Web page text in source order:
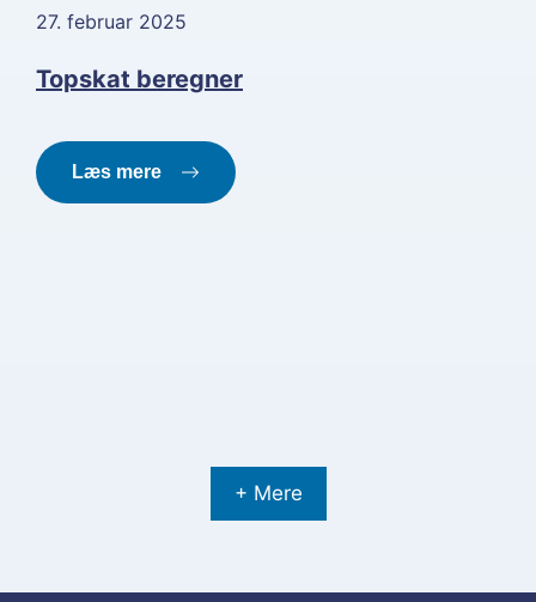
27. februar 2025
Topskat beregner
Læs mere
+ Mere